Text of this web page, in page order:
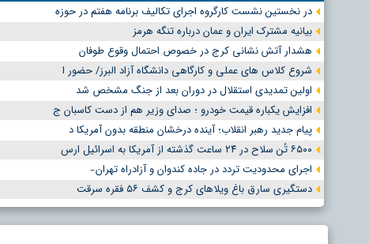
در نخستین نشست کارگروه اجرای تکالیف برنامه هفتم در حوزه
بیانیه مشترک ایران و عمان درباره تنگه هرمز
هشدار آتش نشانی کرج در خصوص احتمال وقوع طوفان
شروع کلاس های عملی و کارگاهی دانشگاه آزاد البرز/ حضور ا
اولین تمدیدی استقلال در دوران بعد از جنگ مشخص شد
افزایش یکباره قیمت خودرو ؛ صدای وزیر هم از دست کاسبان ج
پیام جدید رهبر انقلاب؛ آینده درخشان منطقه بدون آمریکا د
۶۵۰۰ تُن سلاح در ۲۴ ساعت گذشته از آمریکا به اسرائیل ارس
اجرای محدودیت تردد در جاده کندوان و آزادراه تهران ̵
دستگیری سارق باغ ویلاهای کرج و کشف ۵۶ فقره سرقت